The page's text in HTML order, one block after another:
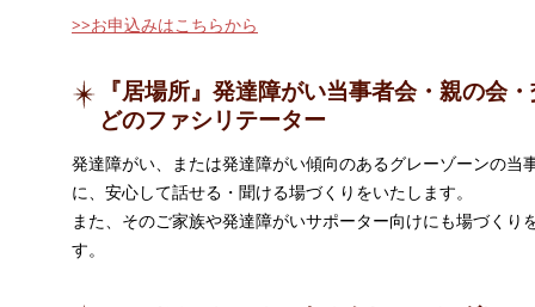
>>お申込みはこちらから
『居場所』発達障がい当事者会・親の会
どのファシリテーター
発達障がい、または発達障がい傾向のあるグレーゾーンの当
に、安心して話せる・聞ける場づくりをいたします。
また、そのご家族や発達障がいサポーター向けにも場づくり
す。